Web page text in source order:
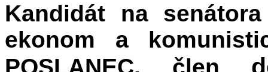
Kandidát na
ekonom a